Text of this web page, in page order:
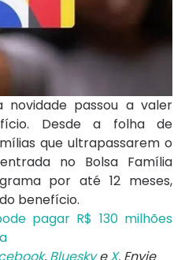
novidade passou a valer
Desde a folha de
que ultrapassarem o
no Bolsa Família
por até 12 meses,
benefício.
pagar R$ 130 milhões